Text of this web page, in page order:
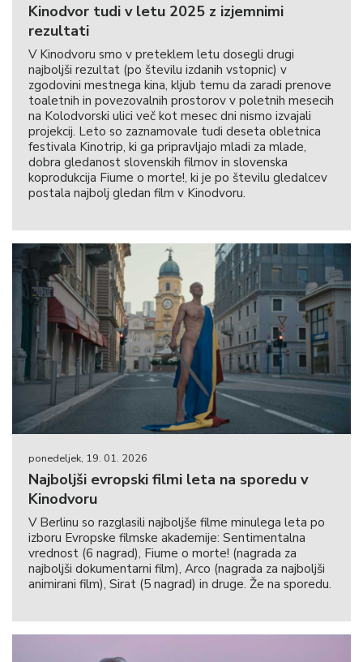
Kinodvor tudi v letu 2025 z izjemnimi
rezultati
V Kinodvoru smo v preteklem letu dosegli drugi
najboljši rezultat (po številu izdanih vstopnic) v
zgodovini mestnega kina, kljub temu da zaradi prenove
toaletnih in povezovalnih prostorov v poletnih mesecih
na Kolodvorski ulici več kot mesec dni nismo izvajali
projekcij. Leto so zaznamovale tudi deseta obletnica
festivala Kinotrip, ki ga pripravljajo mladi za mlade,
dobra gledanost slovenskih filmov in slovenska
koprodukcija Fiume o morte!, ki je po številu gledalcev
postala najbolj gledan film v Kinodvoru.
ponedeljek, 19. 01. 2026
Najboljši evropski filmi leta na sporedu v
Kinodvoru
V Berlinu so razglasili najboljše filme minulega leta po
izboru Evropske filmske akademije: Sentimentalna
vrednost (6 nagrad), Fiume o morte! (nagrada za
najboljši dokumentarni film), Arco (nagrada za najboljši
animirani film), Sirat (5 nagrad) in druge. Že na sporedu.